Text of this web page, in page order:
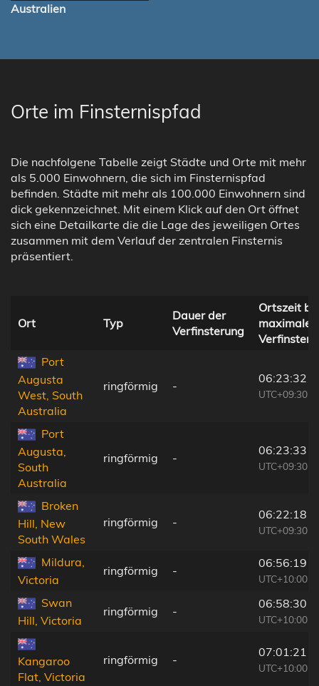
Australien
Orte im Finsternispfad
Die nachfolgene Tabelle zeigt Städte und Orte mit mehr
als 5.000 Einwohnern, die sich im Finsternispfad
befinden. Städte mit mehr als 100.000 Einwohnern sind
dick gekennzeichnet. Mit einem Klick auf den Ort öffnet
sich eine Detailkarte die die Lage des jeweiligen Ortes
zusammen mit dem Verlauf der zentralen Finsternis
präsentiert.
Ort Typ
Dauer der
Verfinsterung
Ortszeit
maximaler
Port
Augusta
West, South
Australia
ringförmig -
06:23:32
UTC+09:30
Port
Augusta,
South
Australia
ringförmig -
06:23:33
UTC+09:30
Broken
Hill, New
South Wales
ringförmig -
06:22:18
UTC+09:30
Mildura,
Victoria
ringförmig -
06:56:19
UTC+10:00
Swan
Hill, Victoria
ringförmig -
06:58:30
UTC+10:00
Kangaroo
Flat, Victoria
ringförmig -
07:01:21
UTC+10:00